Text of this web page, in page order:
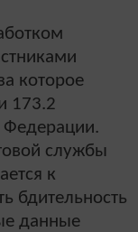
которое
173.2
Федерации.
службы
к
бдительность
данные